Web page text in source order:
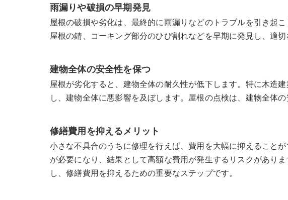
雨漏りや破損の早期発見
屋根の破損や劣化は、最終的に雨漏りなどのトラブルを引き起
屋根の錆、コーキング部分のひび割れなどを早期に発見し、適切
建物全体の安全性を保つ
屋根が劣化すると、建物全体の耐久性が低下します。特に木造
し、建物全体に悪影響を及ぼします。屋根の点検は、建物全体
修繕費用を抑えるメリット
小さな不具合のうちに修理を行えば、費用を大幅に抑えること
が必要になり、結果として高額な費用が発生するリスクがあり
し、修繕費用を抑えるための重要なステップです。